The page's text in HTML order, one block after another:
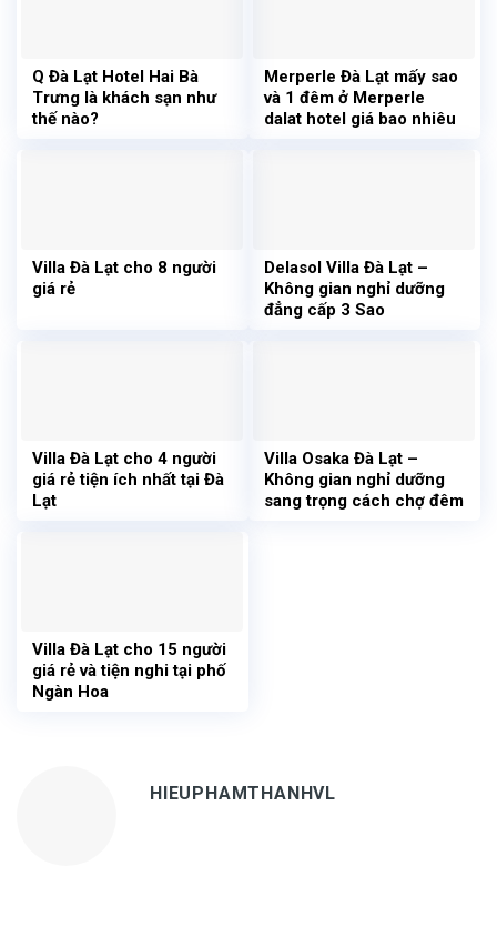
Q Đà Lạt Hotel Hai Bà
Trưng là khách sạn như
thế nào?
Merperle Đà Lạt mấy sao
và 1 đêm ở Merperle
dalat hotel giá bao nhiêu
Villa Đà Lạt cho 8 người
giá rẻ
Delasol Villa Đà Lạt –
Không gian nghỉ dưỡng
đẳng cấp 3 Sao
Villa Đà Lạt cho 4 người
giá rẻ tiện ích nhất tại Đà
Lạt
Villa Osaka Đà Lạt –
Không gian nghỉ dưỡng
sang trọng cách chợ đêm
Villa Đà Lạt cho 15 người
giá rẻ và tiện nghi tại phố
Ngàn Hoa
HIEUPHAMTHANHVL